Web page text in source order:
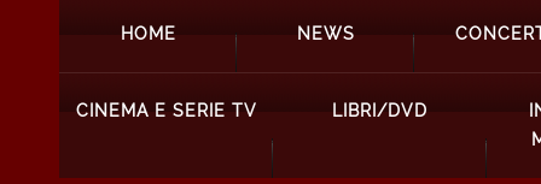
HOME NEWS
CINEMA E SERIE TV LIBRI/DVD